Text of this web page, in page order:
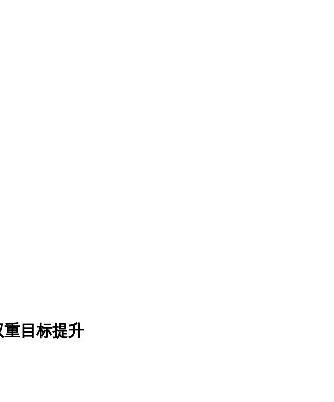
目标提升